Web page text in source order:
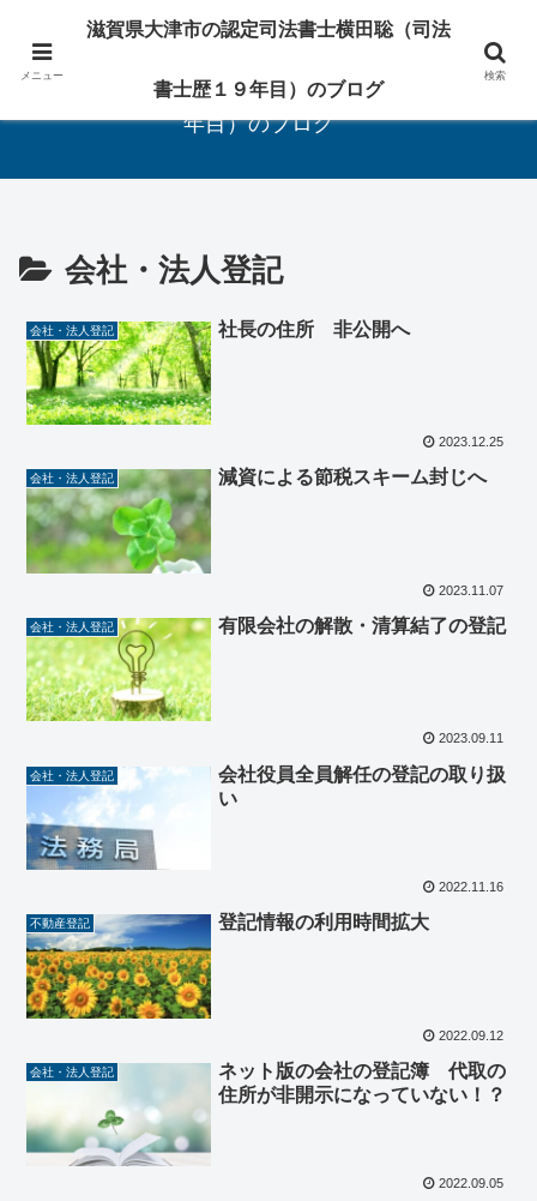
相続・遺言・登記の専門家
滋賀県大津市の認定司法書士横田聡（司法書士歴１９
年目）のブログ
会社・法人登記
会社・法人登記 社長の住所 非公開へ
2023.12.25
会社・法人登記 減資による節税スキーム封じへ
2023.11.07
会社・法人登記 有限会社の解散・清算結了の登記
2023.09.11
会社・法人登記
会社役員全員解任の登記の取り扱
い
2022.11.16
不動産登記 登記情報の利用時間拡大
2022.09.12
会社・法人登記
ネット版の会社の登記簿 代取の
住所が非開示になっていない！？
2022.09.05
メニュー
滋賀県大津市の認定司法書士横田聡（司法
書士歴１９年目）のブログ
検索